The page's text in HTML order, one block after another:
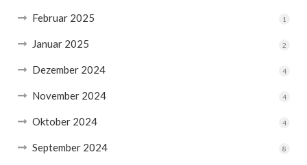
Februar 2025 1
Januar 2025 2
Dezember 2024 4
November 2024 4
Oktober 2024 4
September 2024 8